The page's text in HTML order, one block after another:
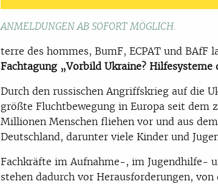
ANMELDUNGEN AB SOFORT MÖGLICH.
terre des hommes, BumF, ECPAT und BAfF
Fachtagung „Vorbild Ukraine? Hilfesysteme
Durch den russischen Angriffskrieg auf die
größte Fluchtbewegung in Europa seit dem
Millionen Menschen fliehen vor und aus
Deutschland, darunter viele Kinder und
Fachkräfte im Aufnahme-, im Jugendhilfe-
stehen dadurch vor Herausforderungen, von